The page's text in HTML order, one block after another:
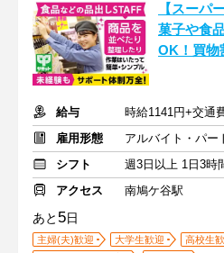
【スーパ
菓子や食
OK！買
給与
時給1141円+交通
雇用形態
アルバイト・パー
シフト
週3日以上 1日3時
アクセス
南鳩ケ谷駅
あと 5日
主婦(夫)歓迎 大学生歓迎
高校生